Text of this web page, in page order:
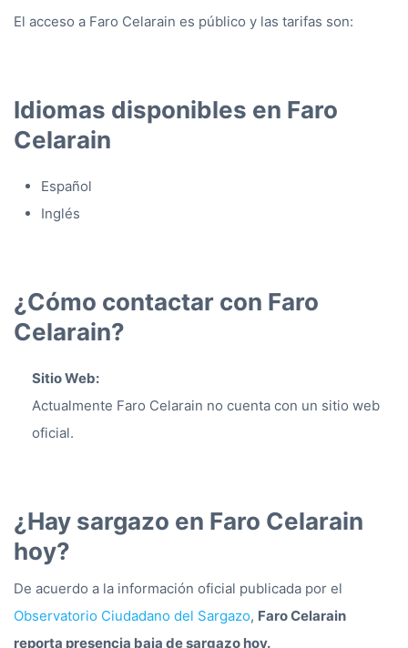
El acceso a Faro Celarain es público y las tarifas son:
Idiomas disponibles en Faro
Celarain
Español
Inglés
¿Cómo contactar con Faro
Celarain?
Sitio Web:
Actualmente Faro Celarain no cuenta con un sitio web
oficial.
¿Hay sargazo en Faro Celarain
hoy?
De acuerdo a la información oficial publicada por el
Observatorio Ciudadano del Sargazo, Faro Celarain
reporta presencia baja de sargazo hoy.